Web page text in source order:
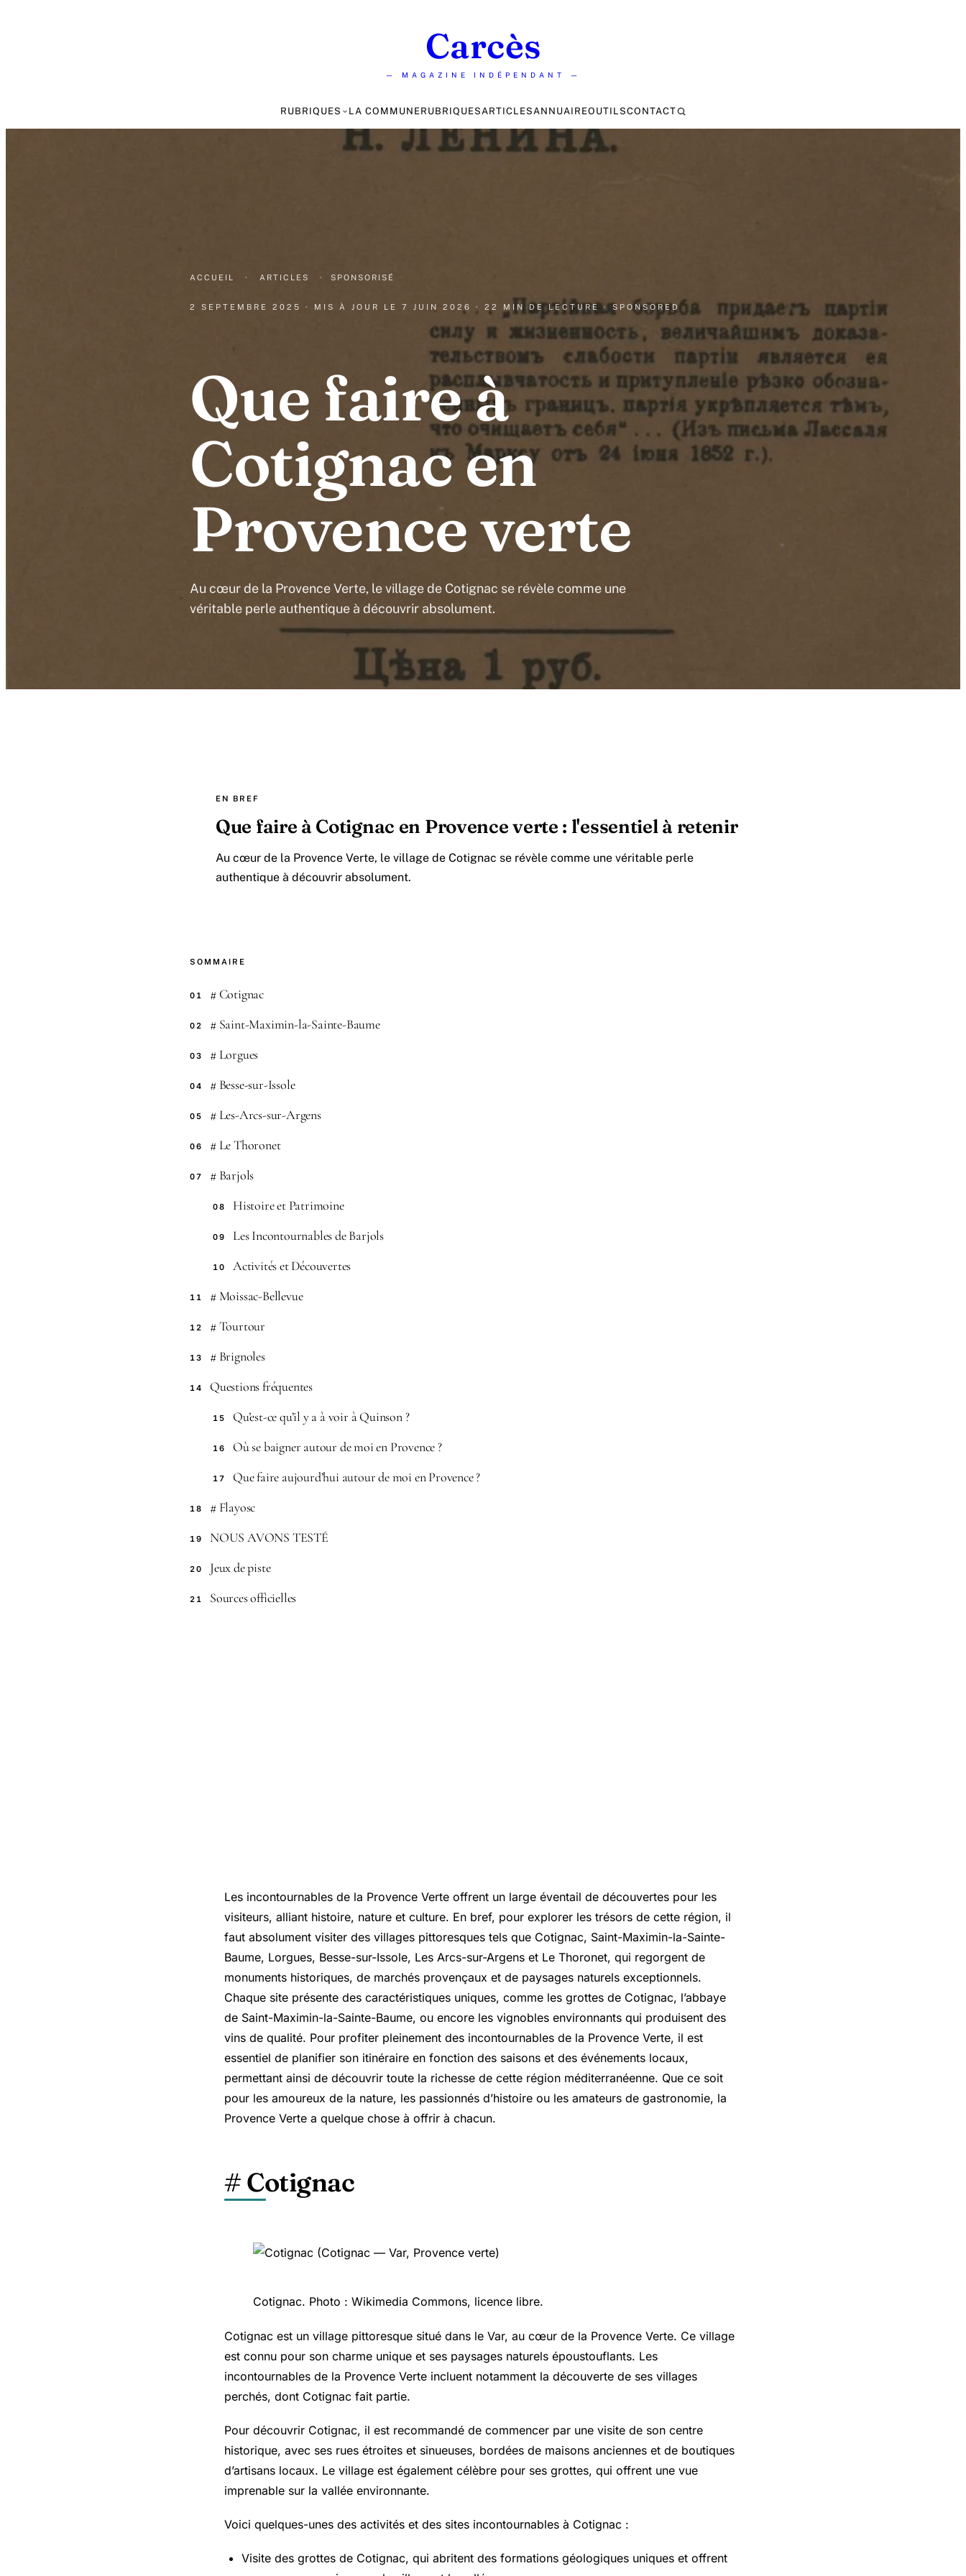
Carcès
— MAGAZINE INDÉPENDANT —
RUBRIQUES LA COMMUNERUBRIQUESARTICLESANNUAIREOUTILSCONTACT
ACCUEIL · ARTICLES · SPONSORISÉ
2 SEPTEMBRE 2025 · MIS À JOUR LE 7 JUIN 2026 · 22 MIN DE LECTURE · SPONSORED
Que faire à
Cotignac en
Provence verte
Au cœur de la Provence Verte, le village de Cotignac se révèle comme une
véritable perle authentique à découvrir absolument.
EN BREF
Que faire à Cotignac en Provence verte : l'essentiel à retenir
Au cœur de la Provence Verte, le village de Cotignac se révèle comme une véritable perle
authentique à découvrir absolument.
SOMMAIRE
01 # Cotignac
02 # Saint-Maximin-la-Sainte-Baume
03 # Lorgues
04 # Besse-sur-Issole
05 # Les-Arcs-sur-Argens
06 # Le Thoronet
07 # Barjols
08 Histoire et Patrimoine
09 Les Incontournables de Barjols
10 Activités et Découvertes
11 # Moissac-Bellevue
12 # Tourtour
13 # Brignoles
14 Questions fréquentes
15 Qu’est-ce qu’il y a à voir à Quinson ?
16 Où se baigner autour de moi en Provence ?
17 Que faire aujourd’hui autour de moi en Provence ?
18 # Flayosc
19 NOUS AVONS TESTÉ
20 Jeux de piste
21 Sources officielles
Les incontournables de la Provence Verte offrent un large éventail de découvertes pour les
visiteurs, alliant histoire, nature et culture. En bref, pour explorer les trésors de cette région, il
faut absolument visiter des villages pittoresques tels que Cotignac, Saint-Maximin-la-Sainte-
Baume, Lorgues, Besse-sur-Issole, Les Arcs-sur-Argens et Le Thoronet, qui regorgent de
monuments historiques, de marchés provençaux et de paysages naturels exceptionnels.
Chaque site présente des caractéristiques uniques, comme les grottes de Cotignac, l’abbaye
de Saint-Maximin-la-Sainte-Baume, ou encore les vignobles environnants qui produisent des
vins de qualité. Pour profiter pleinement des incontournables de la Provence Verte, il est
essentiel de planifier son itinéraire en fonction des saisons et des événements locaux,
permettant ainsi de découvrir toute la richesse de cette région méditerranéenne. Que ce soit
pour les amoureux de la nature, les passionnés d’histoire ou les amateurs de gastronomie, la
Provence Verte a quelque chose à offrir à chacun.
# Cotignac
Cotignac. Photo : Wikimedia Commons, licence libre.
Cotignac est un village pittoresque situé dans le Var, au cœur de la Provence Verte. Ce village
est connu pour son charme unique et ses paysages naturels époustouflants. Les
incontournables de la Provence Verte incluent notamment la découverte de ses villages
perchés, dont Cotignac fait partie.
Pour découvrir Cotignac, il est recommandé de commencer par une visite de son centre
historique, avec ses rues étroites et sinueuses, bordées de maisons anciennes et de boutiques
d’artisans locaux. Le village est également célèbre pour ses grottes, qui offrent une vue
imprenable sur la vallée environnante.
Voici quelques-unes des activités et des sites incontournables à Cotignac :
Visite des grottes de Cotignac, qui abritent des formations géologiques uniques et offrent